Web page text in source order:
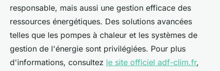
responsable, mais aussi une gestion efficace des
ressources énergétiques. Des solutions avancées
telles que les pompes à chaleur et les systèmes de
gestion de l'énergie sont privilégiées. Pour plus
d'informations, consultez le site officiel adf-clim.fr,